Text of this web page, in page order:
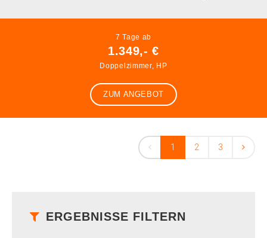
7 Tage ab
1.349,- €
Doppelzimmer, HP
ZUM ANGEBOT
1 2 3
ERGEBNISSE FILTERN